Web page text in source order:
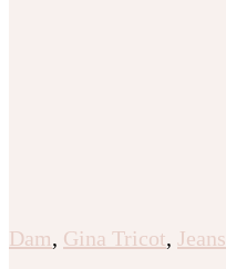
Dam, Gina Tricot, Jeans